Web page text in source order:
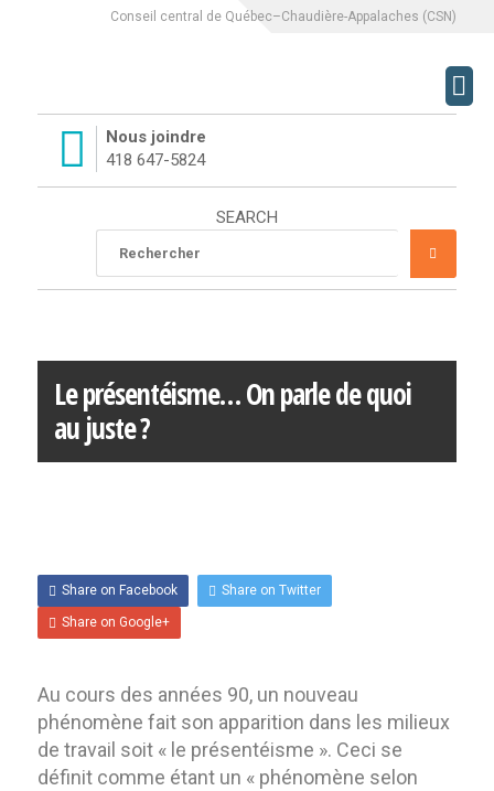
Conseil central de Québec–Chaudière-Appalaches (CSN)
Nous joindre
418 647-5824
SEARCH
Le présentéisme… On parle de quoi
au juste ?
Share on Facebook Share on Twitter
Share on Google+
Au cours des années 90, un nouveau
phénomène fait son apparition dans les milieux
de travail soit « le présentéisme ». Ceci se
définit comme étant un « phénomène selon
À PROPOS
FORMATION
PROGRAMME DE
FORMATION